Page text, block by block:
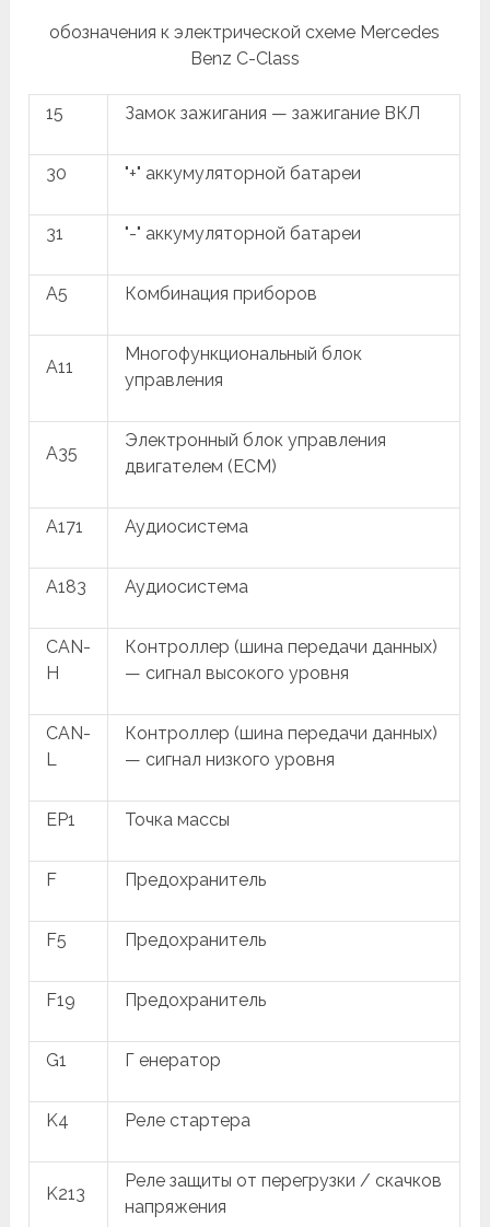
обозначения к электрической схеме Mercedes
Benz C-Class
15 Замок зажигания — зажигание ВКЛ
30 "+" аккумуляторной батареи
31 "-" аккумуляторной батареи
A5 Комбинация приборов
A11
Многофункциональный блок
управления
A35
Электронный блок управления
двигателем (ECM)
A171 Аудиосистема
A183 Аудиосистема
CAN-
H
Контроллер (шина передачи данных)
— сигнал высокого уровня
CAN-
L
Контроллер (шина передачи данных)
— сигнал низкого уровня
EP1 Точка массы
F Предохранитель
F5 Предохранитель
F19 Предохранитель
G1 Г енератор
K4 Реле стартера
K213
Реле защиты от перегрузки / скачков
напряжения